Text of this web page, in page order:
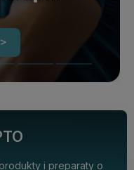
i preparaty o